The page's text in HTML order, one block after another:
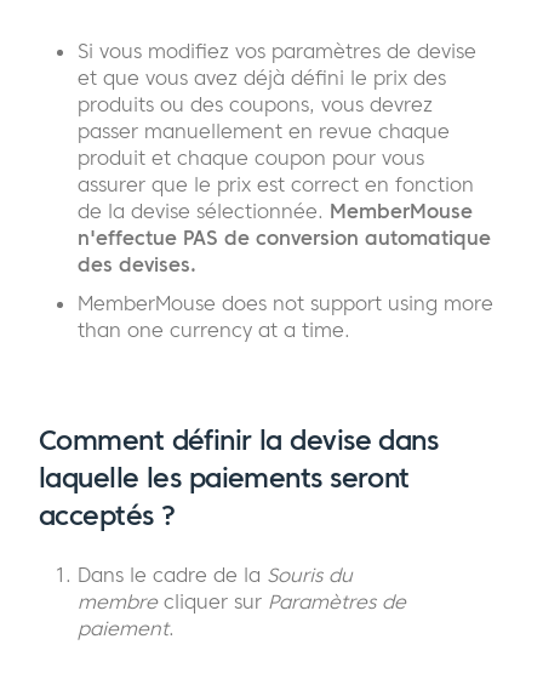
Si vous modifiez vos paramètres de devise
et que vous avez déjà défini le prix des
produits ou des coupons, vous devrez
passer manuellement en revue chaque
produit et chaque coupon pour vous
assurer que le prix est correct en fonction
de la devise sélectionnée. MemberMouse
n'effectue PAS de conversion automatique
des devises.
MemberMouse does not support using more
than one currency at a time.
Comment définir la devise dans
laquelle les paiements seront
acceptés ?
Dans le cadre de la Souris du
membrecliquer sur Paramètres de
paiement.